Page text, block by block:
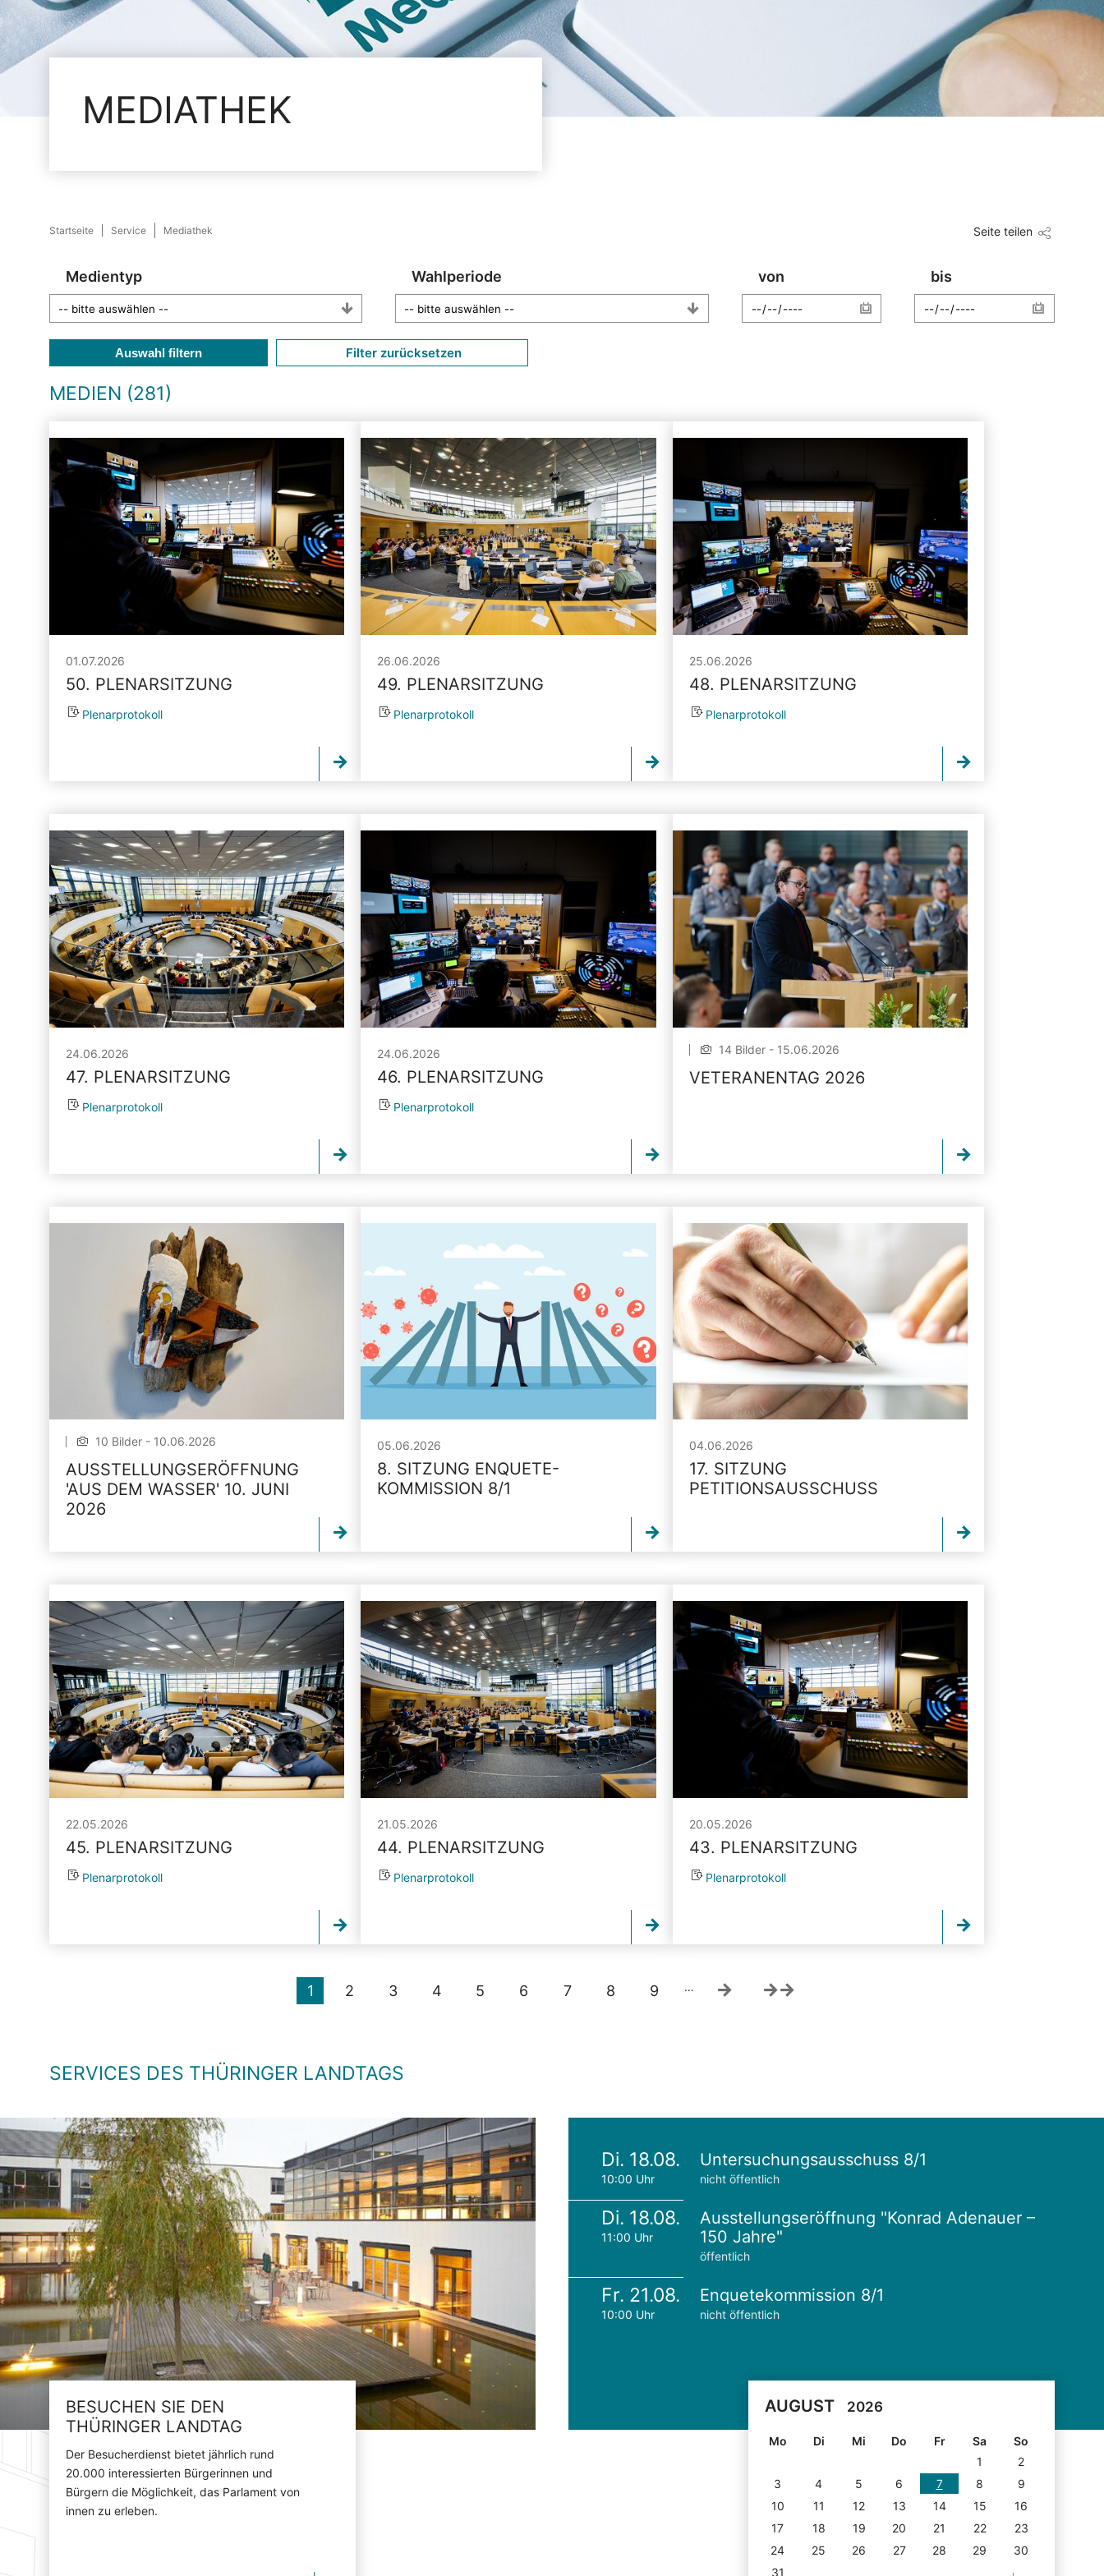
MEDIATHEK
Startseite Service Mediathek Seite teilen
Medientyp Wahlperiode von bis
Auswahl filtern Filter zurücksetzen
MEDIEN (281)
01.07.2026
50. PLENARSITZUNG
Plenarprotokoll
26.06.2026
49. PLENARSITZUNG
Plenarprotokoll
25.06.2026
48. PLENARSITZUNG
Plenarprotokoll
24.06.2026
47. PLENARSITZUNG
Plenarprotokoll
24.06.2026
46. PLENARSITZUNG
Plenarprotokoll
14 Bilder - 15.06.2026
VETERANENTAG 2026
10 Bilder - 10.06.2026
AUSSTELLUNGSERÖFFNUNG
'AUS DEM WASSER' 10. JUNI
2026
05.06.2026
8. SITZUNG ENQUETE-
KOMMISSION 8/1
04.06.2026
17. SITZUNG
PETITIONSAUSSCHUSS
22.05.2026
45. PLENARSITZUNG
Plenarprotokoll
21.05.2026
44. PLENARSITZUNG
Plenarprotokoll
20.05.2026
43. PLENARSITZUNG
Plenarprotokoll
1 2 3 4 5 6 7 8 9 …
SERVICES DES THÜRINGER LANDTAGS
BESUCHEN SIE DEN
THÜRINGER LANDTAG
Der Besucherdienst bietet jährlich rund
20.000 interessierten Bürgerinnen und
Bürgern die Möglichkeit, das Parlament von
innen zu erleben.
Di. 18.08.
10:00 Uhr
Untersuchungsausschuss 8/1
nicht öffentlich
Di. 18.08.
11:00 Uhr
Ausstellungseröffnung "Konrad Adenauer –
150 Jahre"
öffentlich
Fr. 21.08.
10:00 Uhr
Enquetekommission 8/1
nicht öffentlich
AUGUST 2026
Mo Di Mi Do Fr Sa
So
1
2
3
4 5 6 7 8
9
10
11 12 13 14 15
16
17
18 19 20 21 22
23
24
25 26 27 28 29
30
31